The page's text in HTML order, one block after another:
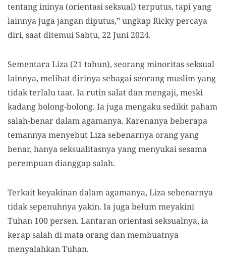
tentang ininya (orientasi seksual) terputus, tapi yang
lainnya juga jangan diputus,” ungkap Ricky percaya
diri, saat ditemui Sabtu, 22 Juni 2024.
Sementara Liza (21 tahun), seorang minoritas seksual
lainnya, melihat dirinya sebagai seorang muslim yang
tidak terlalu taat. Ia rutin salat dan mengaji, meski
kadang bolong-bolong. Ia juga mengaku sedikit paham
salah-benar dalam agamanya. Karenanya beberapa
temannya menyebut Liza sebenarnya orang yang
benar, hanya seksualitasnya yang menyukai sesama
perempuan dianggap salah.
Terkait keyakinan dalam agamanya, Liza sebenarnya
tidak sepenuhnya yakin. Ia juga belum meyakini
Tuhan 100 persen. Lantaran orientasi seksualnya, ia
kerap salah di mata orang dan membuatnya
menyalahkan Tuhan.